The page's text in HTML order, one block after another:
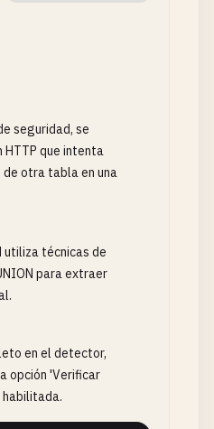
seguridad, se
que intenta
otra tabla en una
utiliza técnicas de
para extraer
en el detector,
opción 'Verificar
habilitada.